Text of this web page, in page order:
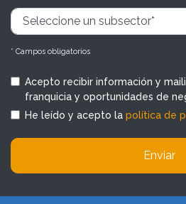
* Campos obligatorios
Acepto recibir información y
franquicia y oportunidades de
He leído y acepto la política de
Enviar